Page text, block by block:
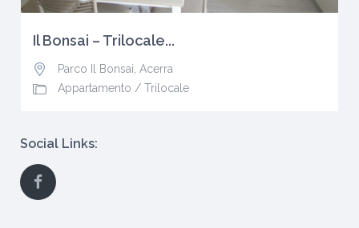
Il Bonsai – Trilocale...
Parco Il Bonsai Acerra
Appartamento / Trilocale
Social Links: